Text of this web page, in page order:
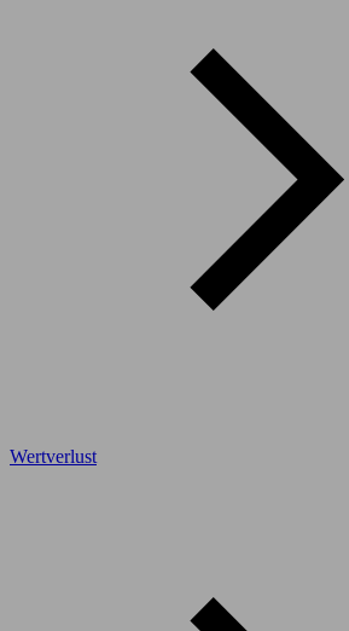
Wertverlust